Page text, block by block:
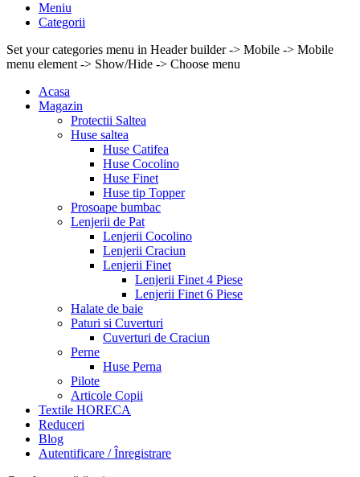
Meniu
Categorii
Set your categories menu in Header builder -> Mobile -> Mobile
menu element -> Show/Hide -> Choose menu
Acasa
Magazin
Protectii Saltea
Huse saltea
Huse Catifea
Huse Cocolino
Huse Finet
Huse tip Topper
Prosoape bumbac
Lenjerii de Pat
Lenjerii Cocolino
Lenjerii Craciun
Lenjerii Finet
Lenjerii Finet 4 Piese
Lenjerii Finet 6 Piese
Halate de baie
Paturi si Cuverturi
Cuverturi de Craciun
Perne
Huse Perna
Pilote
Articole Copii
Textile HORECA
Reduceri
Blog
Autentificare / Înregistrare